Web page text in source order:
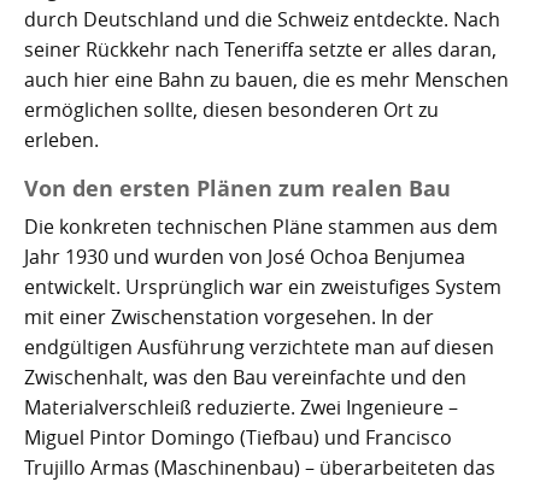
Los Gigantes
Das Observatorium
Pyramiden von Güímar
Giftige Insekten und Spinnen auf den Kanaren
Riesenkalmare in den Gewässern um die Kanarischen
Inseln
Garachico
Granadilla de Abona
Güímar
Guía de Isora
Icod de los Vinos
La Guancha
La Orotava
La Victoria de Acentejo
Los Realejos
Achamán - Himmelsgott der Guanchen
Guayota - Teide, Feuer und die Logik der Angst
Magec - Sonne, Licht und Kalenderwissen
Chaxiraxi - Muttergöttin der Guanchen
Achuguayo - Mond, Zeit und heilige Schluchten
San Borondón
Wie Kastilien die Kanarischen Inseln unterwarf
Die Schlachten um Teneriffa
Der Widerstand
Konstanz und Teneriffa
Piratenangriffe auf Teneriffa im 16. Jahrhundert
François Le Clerc
Amaro Pargo
Garachico 1706
Nachhaltig bauen und sanieren auf den Kanaren
Walbeobachtung statt Show
Star Wars auf Teneriffa?
Ferienwohnungen legal vermieten
Finca oder Ferienhaus?
Die Cochenille-Schildlaus
Teneriffas Naturwunder
Zwischen Urlaubsparadies und Quantenwunder
Die Geologie Teneriffas
Die Guanchen
Legenden, Geheimnisse und die stille Logik Teneriffas
durch Deutschland und die Schweiz entdeckte. Nach
seiner Rückkehr nach Teneriffa setzte er alles daran,
auch hier eine Bahn zu bauen, die es mehr Menschen
ermöglichen sollte, diesen besonderen Ort zu
erleben.
Von den ersten Plänen zum realen Bau
Die konkreten technischen Pläne stammen aus dem
Jahr 1930 und wurden von José Ochoa Benjumea
entwickelt. Ursprünglich war ein zweistufiges System
mit einer Zwischenstation vorgesehen. In der
endgültigen Ausführung verzichtete man auf diesen
Zwischenhalt, was den Bau vereinfachte und den
Materialverschleiß reduzierte. Zwei Ingenieure –
Miguel Pintor Domingo (Tiefbau) und Francisco
Trujillo Armas (Maschinenbau) – überarbeiteten das